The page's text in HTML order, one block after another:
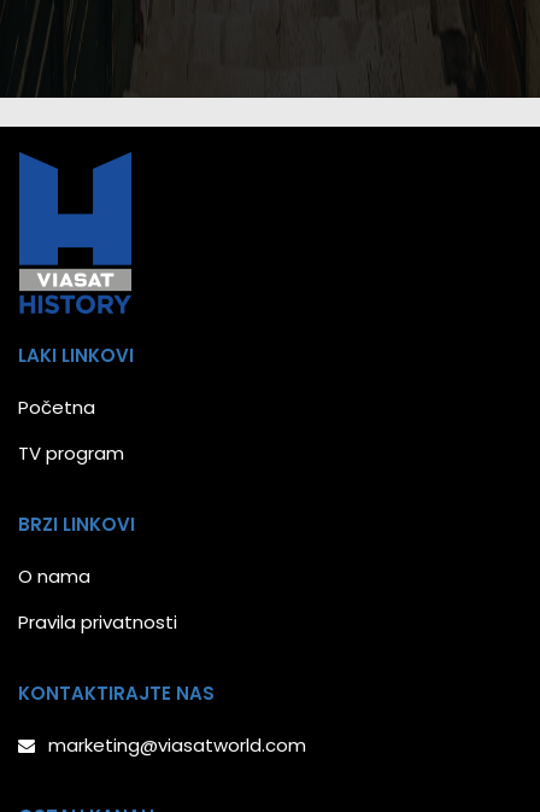
LAKI LINKOVI
Početna
TV program
BRZI LINKOVI
O nama
Pravila privatnosti
KONTAKTIRAJTE NAS
marketing@viasatworld.com